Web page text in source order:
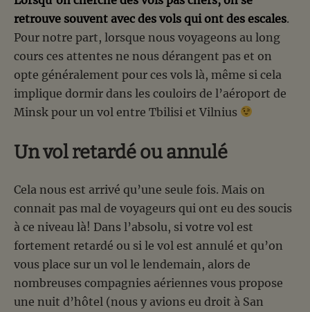
retrouve souvent avec des vols qui ont des escales.
Pour notre part, lorsque nous voyageons au long
cours ces attentes ne nous dérangent pas et on
opte généralement pour ces vols là, même si cela
implique dormir dans les couloirs de l’aéroport de
Minsk pour un vol entre Tbilisi et Vilnius
Un vol retardé ou annulé
Cela nous est arrivé qu’une seule fois. Mais on
connait pas mal de voyageurs qui ont eu des soucis
à ce niveau là! Dans l’absolu, si votre vol est
fortement retardé ou si le vol est annulé et qu’on
vous place sur un vol le lendemain, alors de
nombreuses compagnies aériennes vous propose
une nuit d’hôtel (nous y avions eu droit à San